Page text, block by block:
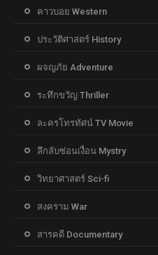
คาวบอย Western
ประวัติศาสตร์ History
ผจญภัย Adventure
ระทึกขวัญ Thriller
ละครโทรทัศน์ TV Movie
ลึกลับซ่อนเงื่อน Mystry
วิทยาศาสตร์ Sci-fi
สงคราม War
สารคดี Documentary